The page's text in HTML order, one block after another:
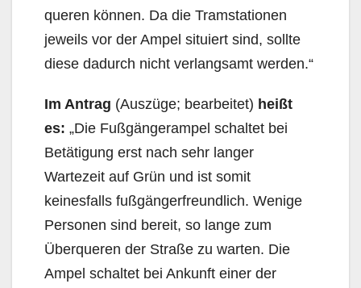
queren können. Da die Tramstationen
jeweils vor der Ampel situiert sind, sollte
diese dadurch nicht verlangsamt werden.“
Im Antrag (Auszüge; bearbeitet) heißt
es: „Die Fußgängerampel schaltet bei
Betätigung erst nach sehr langer
Wartezeit auf Grün und ist somit
keinesfalls fußgängerfreundlich. Wenige
Personen sind bereit, so lange zum
Überqueren der Straße zu warten. Die
Ampel schaltet bei Ankunft einer der